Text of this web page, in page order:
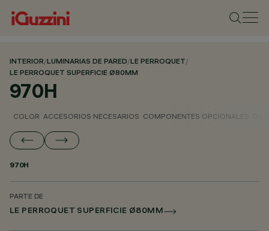
INTERIOR/LUMINARIAS DE PARED/LE PERROQUET/
LE PERROQUET SUPERFICIE Ø80MM
970H
COLOR ACCESORIOS NECESARIOS COMPONENTES OPCIONALES
970H
PARTE DE
LE PERROQUET SUPERFICIE Ø80MM